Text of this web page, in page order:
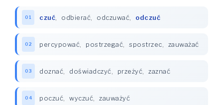
01 czuć odbierać odczuwać odczuć
02 percypować postrzegać spostrzec zauważać
03 doznać doświadczyć przeżyć zaznać
04 poczuć wyczuć zauważyć